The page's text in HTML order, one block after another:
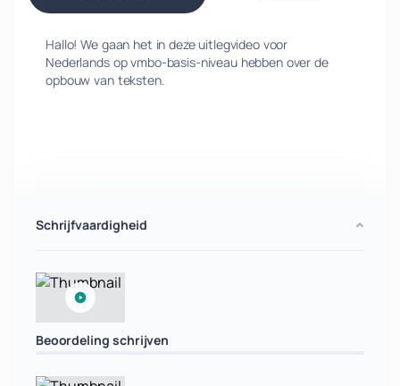
Hallo! We gaan het in deze uitlegvideo voor
Nederlands op vmbo-basis-niveau hebben over de
opbouw van teksten.
Schrijfvaardigheid
Beoordeling schrijven